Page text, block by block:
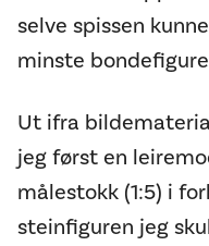
selve spissen
minste
Ut ifra
jeg først en
målestokk (1:5) i
steinfiguren jeg